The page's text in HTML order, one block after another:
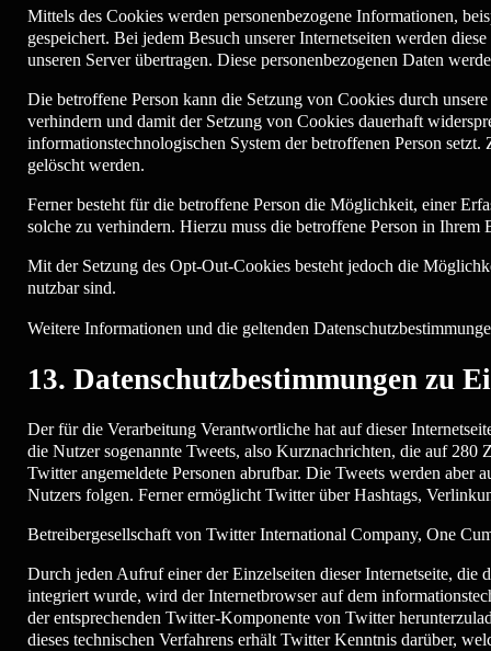
Mittels des Cookies werden personenbezogene Informationen,
gespeichert. Bei jedem Besuch unserer Internetseiten werden
unseren Server übertragen. Diese personenbezogenen Daten
Die betroffene Person kann die Setzung von Cookies durch
verhindern und damit der Setzung von Cookies dauerhaft
informationstechnologischen System der betroffenen Person
gelöscht werden.
Ferner besteht für die betroffene Person die Möglichkeit, einer
solche zu verhindern. Hierzu muss die betroffene Person in
Mit der Setzung des Opt-Out-Cookies besteht jedoch die
nutzbar sind.
Weitere Informationen und die geltenden
13. Datenschutzbestimmungen zu
Der für die Verarbeitung Verantwortliche hat auf dieser
die Nutzer sogenannte Tweets, also Kurznachrichten, die auf
Twitter angemeldete Personen abrufbar. Die Tweets werden
Nutzers folgen. Ferner ermöglicht Twitter über Hashtags,
Betreibergesellschaft von Twitter International Company, One
Durch jeden Aufruf einer der Einzelseiten dieser Internetseite,
integriert wurde, wird der Internetbrowser auf dem
der entsprechenden Twitter-Komponente von Twitter
dieses technischen Verfahrens erhält Twitter Kenntnis darüber,